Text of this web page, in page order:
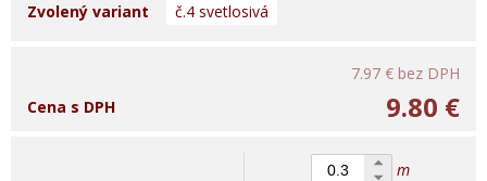
Zvolený variant č.4 svetlosivá
7.97 € bez DPH
9.80 €
Cena s DPH
m